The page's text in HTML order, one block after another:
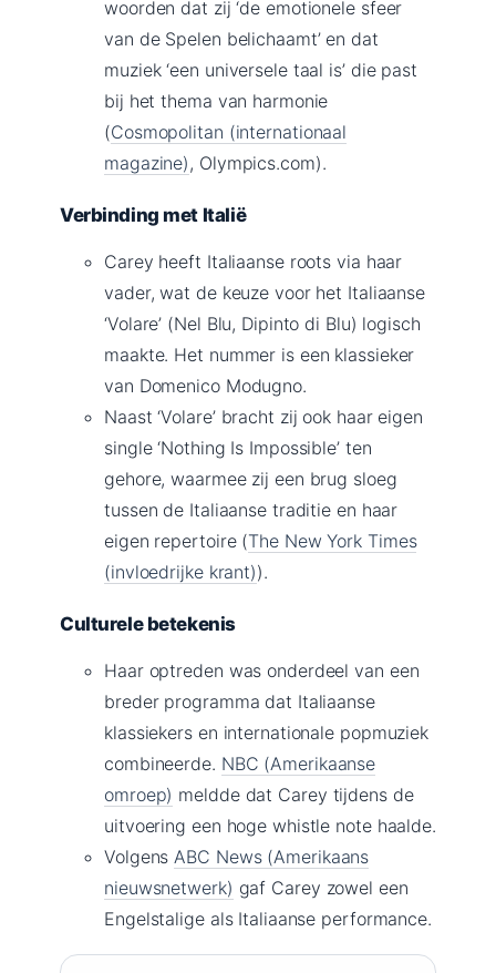
woorden dat zij ‘de emotionele sfeer
van de Spelen belichaamt’ en dat
muziek ‘een universele taal is’ die past
bij het thema van harmonie
(Cosmopolitan (internationaal
magazine) , Olympics.com).
Verbinding met Italië
Carey heeft Italiaanse roots via haar
vader, wat de keuze voor het Italiaanse
‘Volare’ (Nel Blu, Dipinto di Blu) logisch
maakte. Het nummer is een klassieker
van Domenico Modugno.
Naast ‘Volare’ bracht zij ook haar eigen
single ‘Nothing Is Impossible’ ten
gehore, waarmee zij een brug sloeg
tussen de Italiaanse traditie en haar
eigen repertoire (The New York Times
(invloedrijke krant)).
Culturele betekenis
Haar optreden was onderdeel van een
breder programma dat Italiaanse
klassiekers en internationale popmuziek
combineerde. NBC (Amerikaanse
omroep) meldde dat Carey tijdens de
uitvoering een hoge whistle note haalde.
Volgens ABC News (Amerikaans
nieuwsnetwerk) gaf Carey zowel een
Engelstalige als Italiaanse performance.